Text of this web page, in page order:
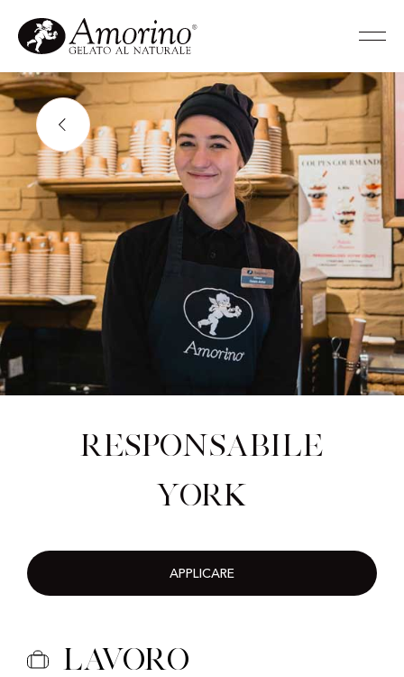
Responsabile
York
APPLICARE
Lavoro